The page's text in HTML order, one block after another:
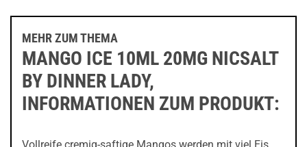
MEHR ZUM THEMA
MANGO ICE 10ML 20MG NICSALT
BY DINNER LADY,
INFORMATIONEN ZUM PRODUKT: